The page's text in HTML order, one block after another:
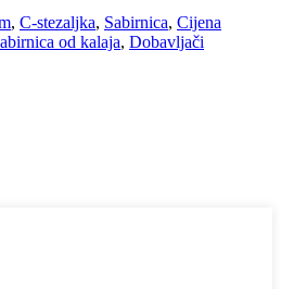
, C-stezaljka, Sabirnica, Cijena
od kalaja, Dobavljači